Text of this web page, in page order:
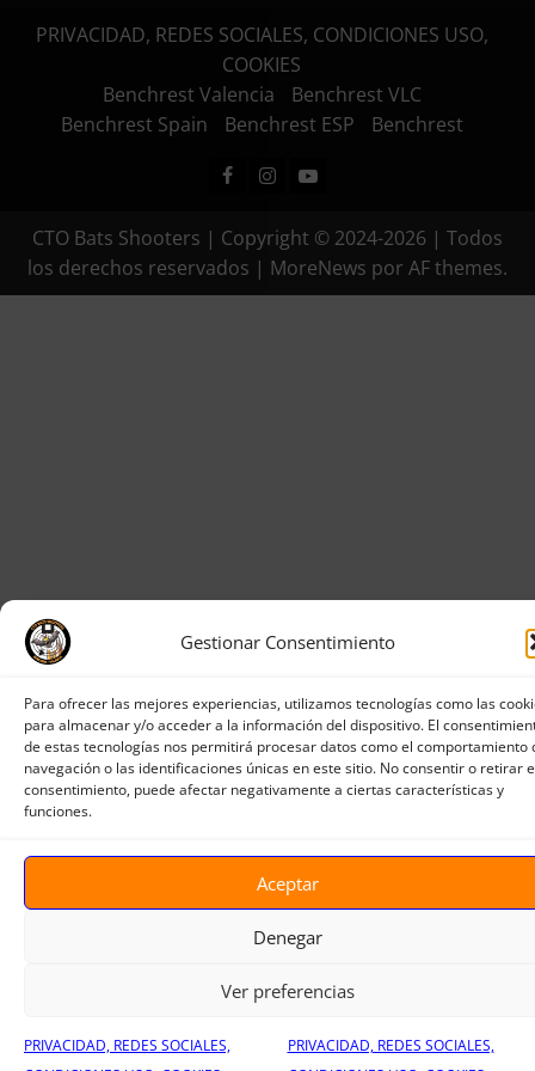
Gestionar Consentimiento
Para ofrecer las mejores experiencias, utilizamos tecnologías como las
para almacenar y/o acceder a la información del dispositivo. El
de estas tecnologías nos permitirá procesar datos como el comportamiento
navegación o las identificaciones únicas en este sitio. No consentir o retirar
consentimiento, puede afectar negativamente a ciertas características y
funciones.
Aceptar
Denegar
Ver preferencias
PRIVACIDAD, REDES SOCIALES,
PRIVACIDAD, REDES SOCIALES,
PRIVACIDAD, REDES SOCIALES, CONDICIONES USO,
COOKIES
Benchrest Valencia
Benchrest VLC
Benchrest Spain
Benchrest ESP Benchrest
Facebook
Instagram
Youtube
CTO Bats Shooters | Copyright © 2024-2026 | Todos
los derechos reservados | MoreNews por AF themes.